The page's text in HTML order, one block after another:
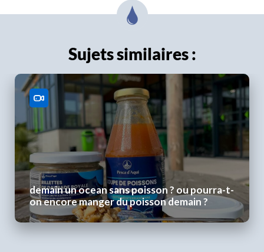
Sujets similaires :
demain un ocean sans poisson ? ou pourra-t-
on encore manger du poisson demain ?